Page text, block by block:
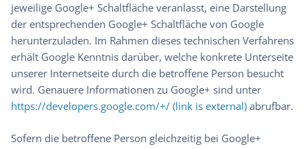
jeweilige Google+ Schaltfläche veranlasst, eine Darstellung
der entsprechenden Google+ Schaltfläche von Google
herunterzuladen. Im Rahmen dieses technischen Verfahrens
erhält Google Kenntnis darüber, welche konkrete Unterseite
unserer Internetseite durch die betroffene Person besucht
wird. Genauere Informationen zu Google+ sind unter
https://developers.google.com/+/ (link is external) abrufbar.
Sofern die betroffene Person gleichzeitig bei Google+